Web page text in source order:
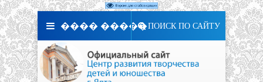
ПОИСК ПО САЙТУ
���� �����